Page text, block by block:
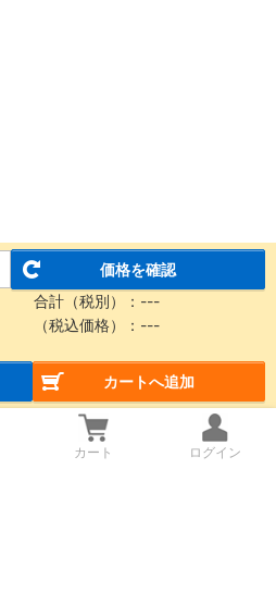
価格を確認
合計（税別）： ---
（税込価格）： ---
カートへ追加
カート ログイン